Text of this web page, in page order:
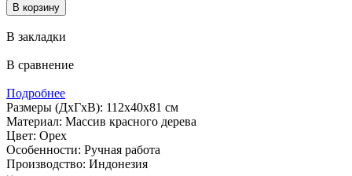
В закладки
В сравнение
Подробнее
Размеры (ДхГхВ): 112х40х81 см
Материал: Массив красного дерева
Цвет: Орех
Особенности: Ручная работа
Производство: Индонезия